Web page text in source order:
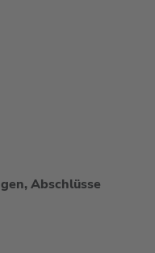
Abschlüsse